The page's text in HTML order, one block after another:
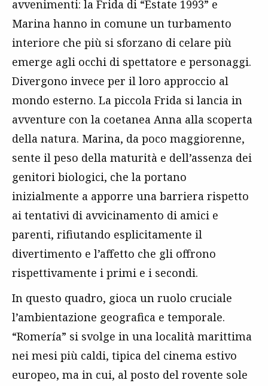
avvenimenti: la Frida di “Estate 1993” e
Marina hanno in comune un turbamento
interiore che più si sforzano di celare più
emerge agli occhi di spettatore e personaggi.
Divergono invece per il loro approccio al
mondo esterno. La piccola Frida si lancia in
avventure con la coetanea Anna alla scoperta
della natura. Marina, da poco maggiorenne,
sente il peso della maturità e dell’assenza dei
genitori biologici, che la portano
inizialmente a apporre una barriera rispetto
ai tentativi di avvicinamento di amici e
parenti, rifiutando esplicitamente il
divertimento e l’affetto che gli offrono
rispettivamente i primi e i secondi.
In questo quadro, gioca un ruolo cruciale
l’ambientazione geografica e temporale.
“Romería” si svolge in una località marittima
nei mesi più caldi, tipica del cinema estivo
europeo, ma in cui, al posto del rovente sole